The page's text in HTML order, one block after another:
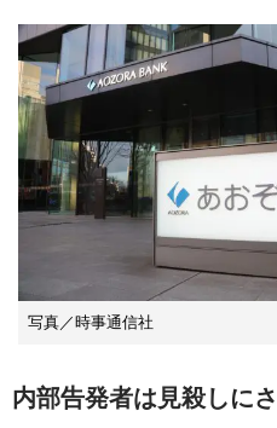
写真／時事通信社
内部告発者は見殺しに